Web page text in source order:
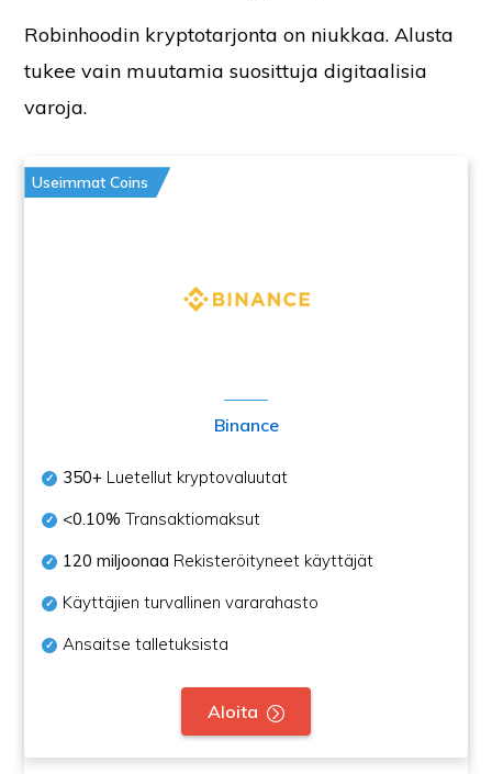
Robinhoodin kryptotarjonta on niukkaa. Alusta
tukee vain muutamia suosittuja digitaalisia
varoja.
Useimmat Coins
Binance
350+ Luetellut kryptovaluutat
<0.10% Transaktiomaksut
120 miljoonaa Rekisteröityneet käyttäjät
Käyttäjien turvallinen vararahasto
Ansaitse talletuksista
Aloita